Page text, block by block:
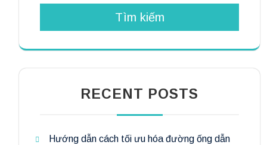
Tìm kiếm
RECENT POSTS
Hướng dẫn cách tối ưu hóa đường ống dẫn